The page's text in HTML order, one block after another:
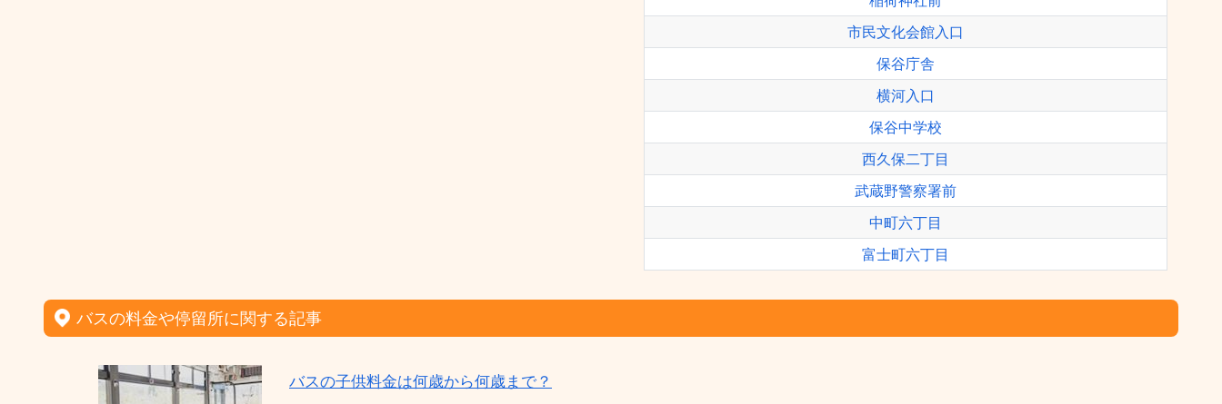
市民文化会館入口
保谷庁舎
横河入口
保谷中学校
西久保二丁目
武蔵野警察署前
中町六丁目
富士町六丁目
バスの料金や停留所に関する記事
バスの子供料金は何歳から何歳まで？